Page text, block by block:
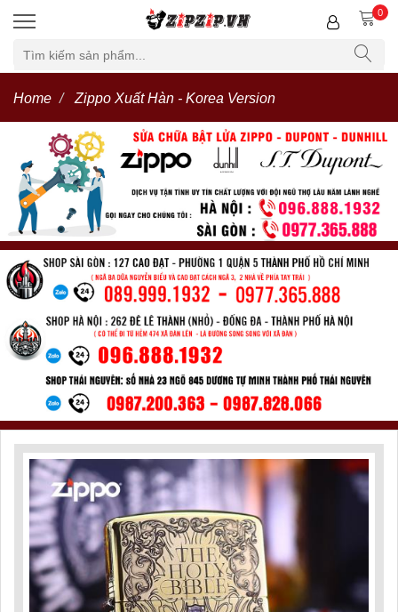
0
Home Zippo Xuất Hàn - Korea Version